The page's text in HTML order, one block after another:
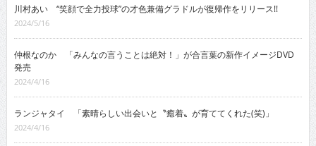
川村あい “笑顔で全力投球”の才色兼備グラドルが復帰作をリリース!!
2024/5/16
仲根なのか 「みんなの言うことは絶対！」が合言葉の新作イメージDVD
発売
2024/4/16
ランジャタイ 「素晴らしい出会いと〝癒着〟が育ててくれた(笑)」
2024/4/16